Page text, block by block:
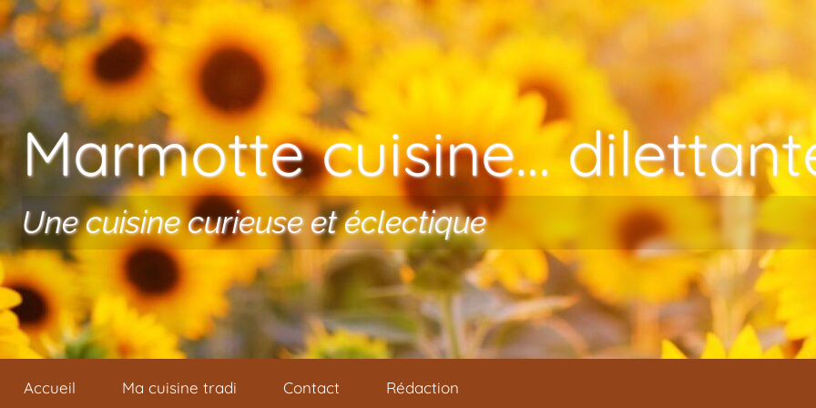
Aller au contenu
Marmotte cuisine…
Une cuisine curieuse et éclectique
Accueil Ma cuisine tradi Contact Rédaction